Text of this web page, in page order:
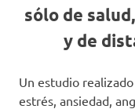
sólo de
y de
Un estudio
estrés, ansiedad,